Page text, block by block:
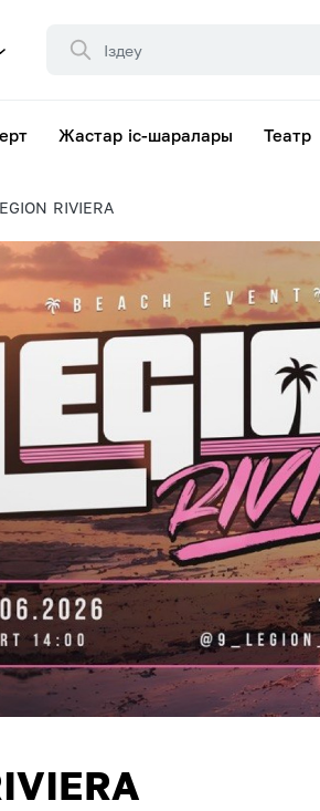
Жастар іс-шаралары Театр
RIVIERA